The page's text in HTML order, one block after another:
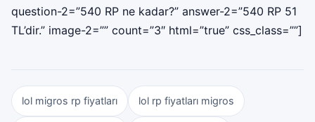
question-2=”540 RP ne kadar?” answer-2=”540 RP 51
TL’dir.” image-2=”” count=”3″ html=”true” css_class=””]
lol migros rp fiyatları lol rp fiyatları migros